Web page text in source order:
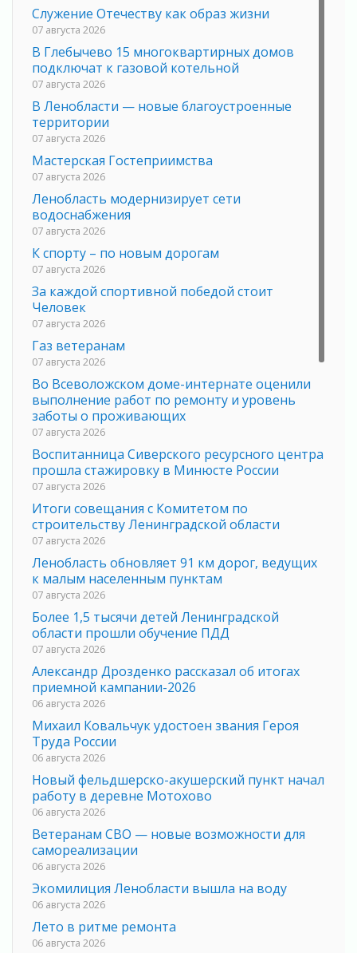
Служение Отечеству как образ жизни
07 августа 2026
В Глебычево 15 многоквартирных домов
подключат к газовой котельной
07 августа 2026
В Ленобласти — новые благоустроенные
территории
07 августа 2026
Мастерская Гостеприимства
07 августа 2026
Ленобласть модернизирует сети
водоснабжения
07 августа 2026
К спорту – по новым дорогам
07 августа 2026
За каждой спортивной победой стоит
Человек
07 августа 2026
Газ ветеранам
07 августа 2026
Во Всеволожском доме-интернате оценили
выполнение работ по ремонту и уровень
заботы о проживающих
07 августа 2026
Воспитанница Сиверского ресурсного центра
прошла стажировку в Минюсте России
07 августа 2026
Итоги совещания с Комитетом по
строительству Ленинградской области
07 августа 2026
Ленобласть обновляет 91 км дорог, ведущих
к малым населенным пунктам
07 августа 2026
Более 1,5 тысячи детей Ленинградской
области прошли обучение ПДД
07 августа 2026
Александр Дрозденко рассказал об итогах
приемной кампании-2026
06 августа 2026
Михаил Ковальчук удостоен звания Героя
Труда России
06 августа 2026
Новый фельдшерско-акушерский пункт начал
работу в деревне Мотохово
06 августа 2026
Ветеранам СВО — новые возможности для
самореализации
06 августа 2026
Экомилиция Ленобласти вышла на воду
06 августа 2026
Лето в ритме ремонта
06 августа 2026